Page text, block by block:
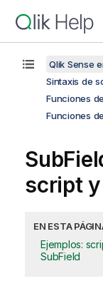
Qlik Sense
Sintaxis de
Funciones
Funciones
script
EN ESTA
Ejemplos:
SubField